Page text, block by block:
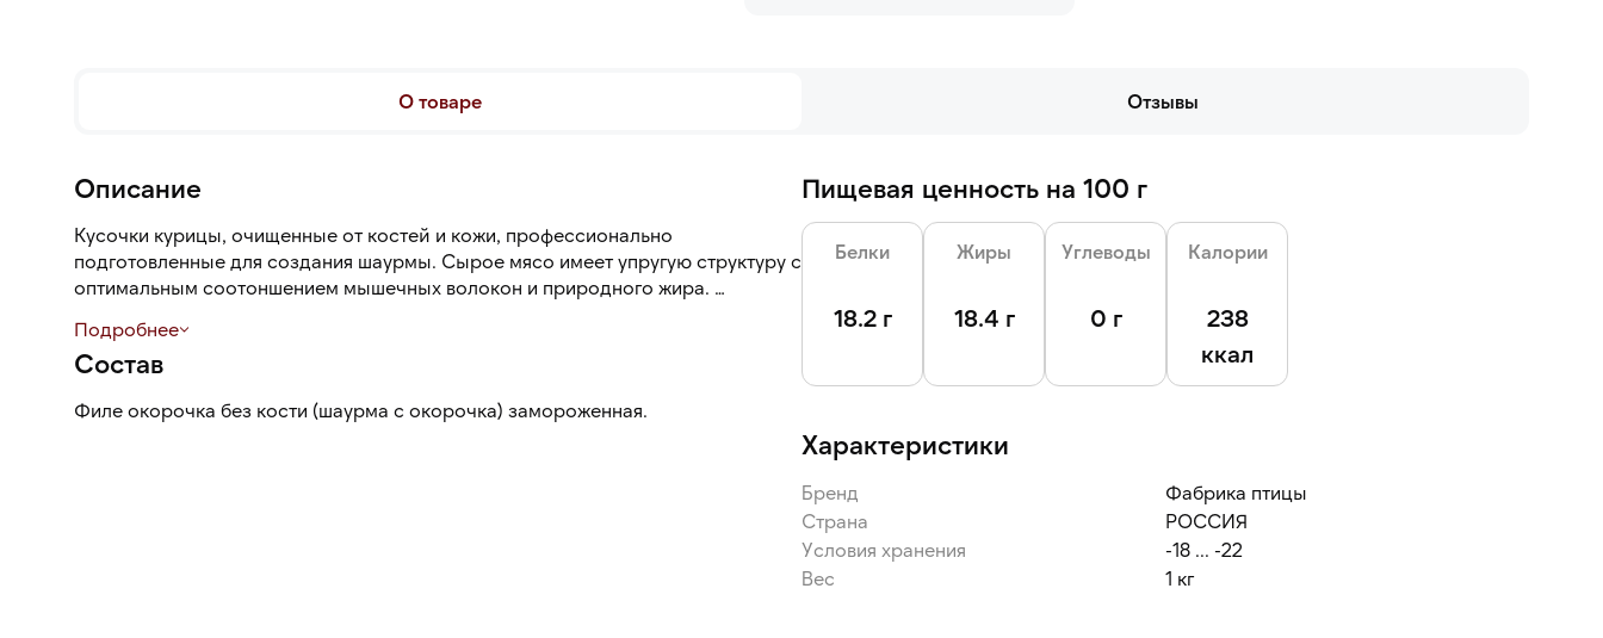
О товаре Отзывы
Описание
Кусочки курицы, очищенные от костей и кожи, профессионально
подготовленные для создания шаурмы. Сырое мясо имеет упругую структуру с
оптимальным соотоншением мышечных волокон и природного жира.
водянистое, не имеет посторонних привкусов. Остается сочным при
приготовлении.
Продукция не содержит ГМО.
Подробнее
Состав
Филе окорочка без кости (шаурма с окорочка) замороженная.
Пищевая ценность на 100 г
Белки
18.2 г
Жиры
18.4 г
Углеводы
0 г
Калории
238
ккал
Характеристики
Бренд
Фабрика птицы
Страна
РОССИЯ
Условия хранения
-18 ... -22
Вес
1 кг